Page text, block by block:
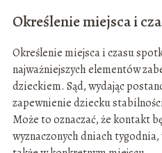
Określenie miejsca i
Określenie miejsca i czasu
najważniejszych elementów
dzieckiem. Sąd, wydając
zapewnienie dziecku
Może to oznaczać, że kontakt
wyznaczonych dniach